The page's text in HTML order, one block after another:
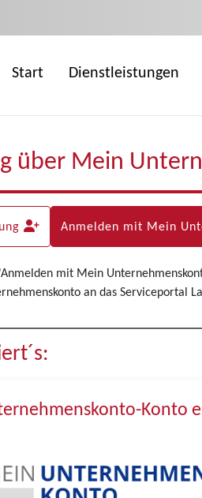
Start Dienstleistungen
über Mein
Anmelden mit Mein
mit Mein
an das Serviceportal
Konto